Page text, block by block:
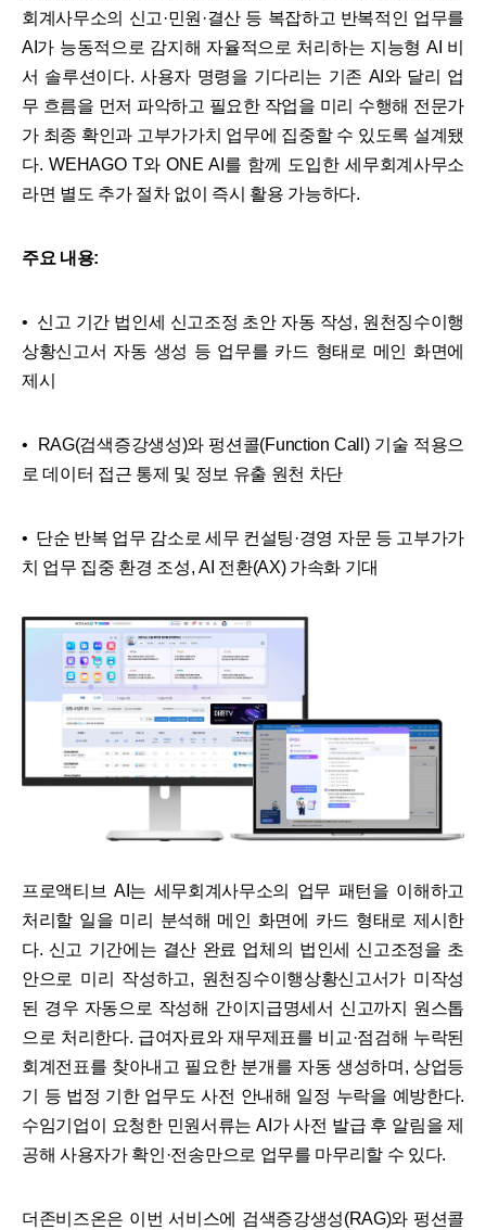
회계사무소의 신고·민원·결산 등 복잡하고 반복적인 업무를
AI가 능동적으로 감지해 자율적으로 처리하는 지능형 AI 비
서 솔루션이다. 사용자 명령을 기다리는 기존 AI와 달리 업
무 흐름을 먼저 파악하고 필요한 작업을 미리 수행해 전문가
가 최종 확인과 고부가가치 업무에 집중할 수 있도록 설계됐
다. WEHAGO T와 ONE AI를 함께 도입한 세무회계사무소
라면 별도 추가 절차 없이 즉시 활용 가능하다.
주요 내용:
• 신고 기간 법인세 신고조정 초안 자동 작성, 원천징수이행
상황신고서 자동 생성 등 업무를 카드 형태로 메인 화면에
제시
• RAG(검색증강생성)와 펑션콜(Function Call) 기술 적용으
로 데이터 접근 통제 및 정보 유출 원천 차단
• 단순 반복 업무 감소로 세무 컨설팅·경영 자문 등 고부가가
치 업무 집중 환경 조성, AI 전환(AX) 가속화 기대
프로액티브 AI는 세무회계사무소의 업무 패턴을 이해하고
처리할 일을 미리 분석해 메인 화면에 카드 형태로 제시한
다. 신고 기간에는 결산 완료 업체의 법인세 신고조정을 초
안으로 미리 작성하고, 원천징수이행상황신고서가 미작성
된 경우 자동으로 작성해 간이지급명세서 신고까지 원스톱
으로 처리한다. 급여자료와 재무제표를 비교·점검해 누락된
회계전표를 찾아내고 필요한 분개를 자동 생성하며, 상업등
기 등 법정 기한 업무도 사전 안내해 일정 누락을 예방한다.
수임기업이 요청한 민원서류는 AI가 사전 발급 후 알림을 제
공해 사용자가 확인·전송만으로 업무를 마무리할 수 있다.
더존비즈온은 이번 서비스에 검색증강생성(RAG)와 펑션콜